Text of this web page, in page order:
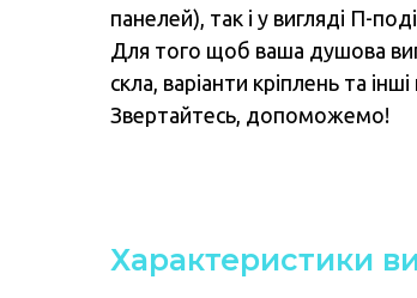
Характеристики
панелей), так і у вигляді П-
Для того щоб ваша душова
скла, варіанти кріплень та
Звертайтесь, допоможемо!